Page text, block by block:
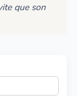
que son